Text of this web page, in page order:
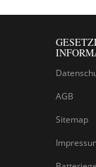
AGB
Sitemap